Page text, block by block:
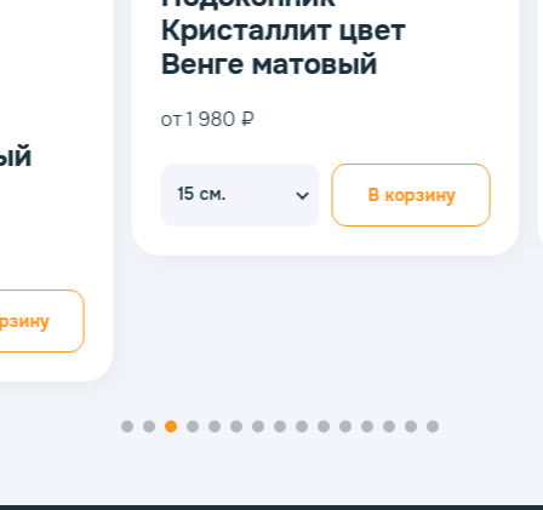
Кристаллит цвет
Венге матовый
В корзину